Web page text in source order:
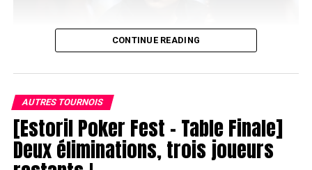
Joao Pedro
Juste après son élimination, le head’s up a donc eu lieu
CONTINUE READING
AUTRES TOURNOIS
[Estoril Poker Fest – Table Finale]
Deux éliminations, trois joueurs